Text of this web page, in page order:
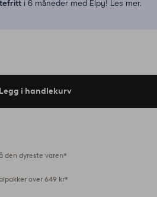
i 6 måneder med Elpy! Les mer.
Legg i handlekurv
den dyreste varen*
over 649 kr*